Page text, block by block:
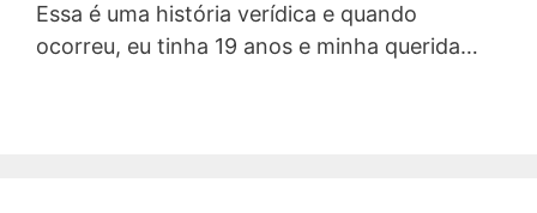
Essa é uma história verídica e quando
ocorreu, eu tinha 19 anos e minha querida…